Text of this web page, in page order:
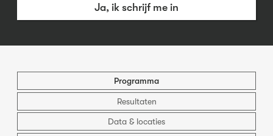
Ja, ik schrijf me in
Programma
Resultaten
Data & locaties